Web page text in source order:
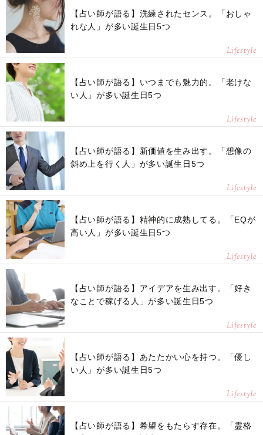
【占い師が語る】洗練されたセンス。「おしゃ
れな人」が多い誕生日5つ
Lifestyle
【占い師が語る】いつまでも魅力的。「老けな
い人」が多い誕生日5つ
Lifestyle
【占い師が語る】新価値を生み出す。「想像の
斜め上を行く人」が多い誕生日5つ
Lifestyle
【占い師が語る】精神的に成熟してる。「EQが
高い人」が多い誕生日5つ
Lifestyle
【占い師が語る】アイデアを生み出す。「好き
なことで稼げる人」が多い誕生日5つ
Lifestyle
【占い師が語る】あたたかい心を持つ。「優し
い人」が多い誕生日5つ
Lifestyle
【占い師が語る】希望をもたらす存在。「霊格